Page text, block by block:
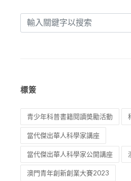
標簽
青少年科普書籍閱讀奬勵活動
當代傑出華人科學家講座
當代傑出華人科學家公開講座
澳門青年創新創業大賽2023